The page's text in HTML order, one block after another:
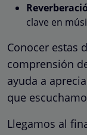
clave en
Conocer estas
comprensión
ayuda a
que
Llegamos al